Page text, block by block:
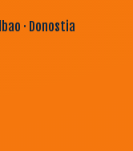
· Donostia